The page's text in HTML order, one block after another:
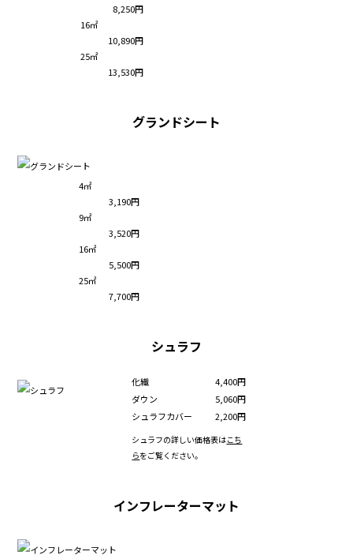
8,250円
16㎡
10,890円
25㎡
13,530円
グランドシート
4㎡
3,190円
9㎡
3,520円
16㎡
5,500円
25㎡
7,700円
シュラフ
化繊
4,400円
ダウン
5,060円
シュラフカバー
2,200円
シュラフの詳しい価格表はこち
らをご覧ください。
インフレーターマット